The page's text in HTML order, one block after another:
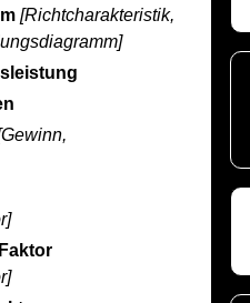
[Richtcharakteristik,